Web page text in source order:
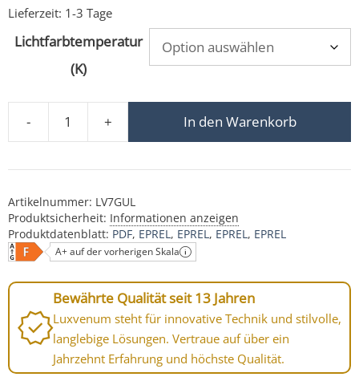
Lieferzeit: 1-3 Tage
Lichtfarbtemperatur
(K)
-
GU10 LED-Leuchtmittel | 230V | 7W statt 90W | 60°
+ In den Warenkorb
Artikelnummer: LV7GUL
Produktsicherheit: Informationen anzeigen
Produktdatenblatt: PDF EPREL EPREL EPREL EPREL
A+ auf der vorherigen Skala
Bewährte Qualität seit 13 Jahren
Luxvenum steht für innovative Technik und stilvolle,
langlebige Lösungen. Vertraue auf über ein
Jahrzehnt Erfahrung und höchste Qualität.